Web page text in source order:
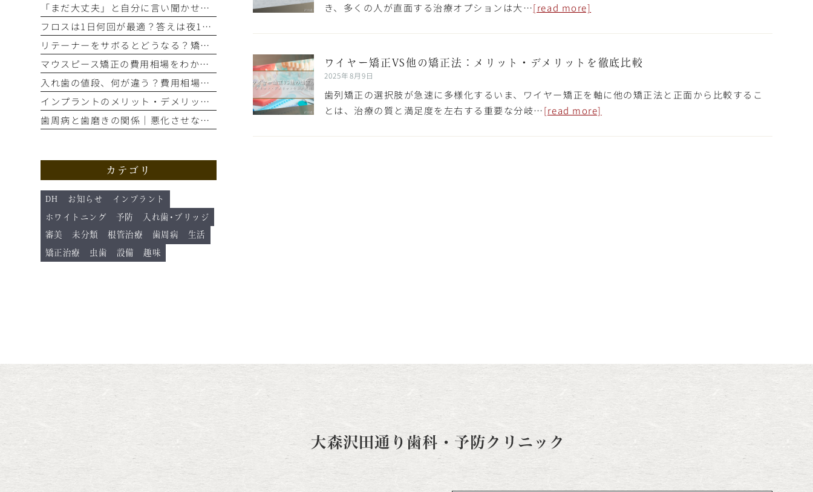
き、多くの人が直面する治療オプションは大…[read more]
ワイヤー矯正VS他の矯正法：メリット・デメリットを徹底比較
2025年8月9日
歯列矯正の選択肢が急速に多様化するいま、ワイヤー矯正を軸に他の矯正法と正面から比較するこ
とは、治療の質と満足度を左右する重要な分岐…[read more]
「まだ大丈夫」と自分に言い聞かせてない？歯のSOSサイン5選
フロスは1日何回が最適？答えは夜1回。正しいやり方とタイミング
リテーナーをサボるとどうなる？矯正後の後戻りを防ぐ装着期間の話
マウスピース矯正の費用相場をわかりやすく解説！総額はいくら？
入れ歯の値段、何が違う？費用相場と見た目・噛み心地の比較ポイント
インプラントのメリット・デメリット｜もう笑顔をためらわない選択とは
歯周病と歯磨きの関係｜悪化させないために今すぐ自分でできること
カテゴリ
DH お知らせ インプラント
ホワイトニング 予防 入れ歯･ブリッジ
審美 未分類 根管治療 歯周病 生活
矯正治療 虫歯 設備 趣味
大森沢田通り歯科・予防クリニック